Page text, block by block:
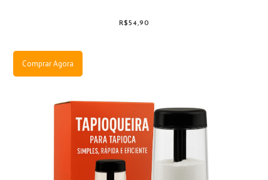
R$54,90
Comprar Agora